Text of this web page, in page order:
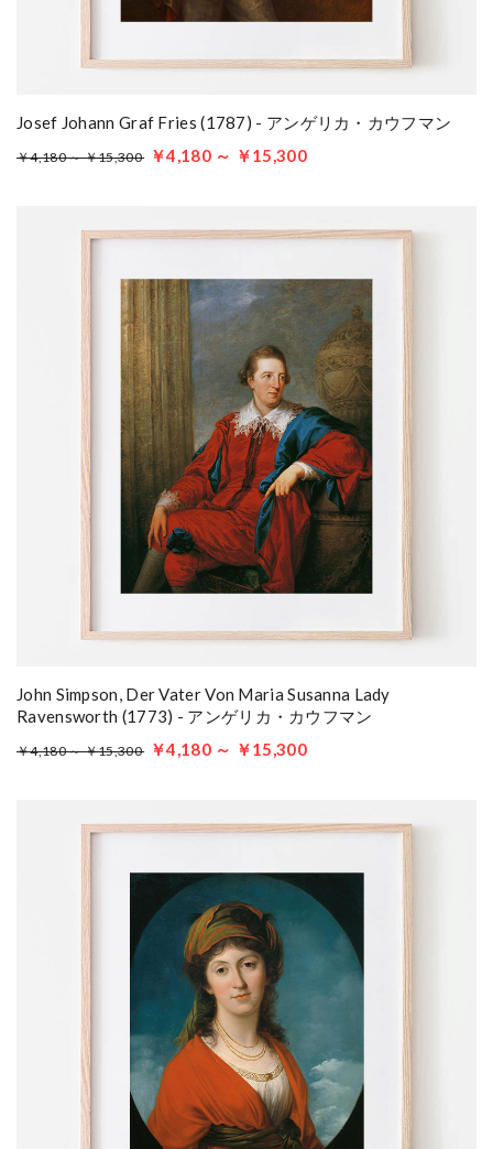
Josef Johann Graf Fries (1787) - アンゲリカ・カウフマン
￥4,180 ～ ￥15,300 ￥4,180 ～ ￥15,300
John Simpson, Der Vater Von Maria Susanna Lady
Ravensworth (1773) - アンゲリカ・カウフマン
￥4,180 ～ ￥15,300 ￥4,180 ～ ￥15,300